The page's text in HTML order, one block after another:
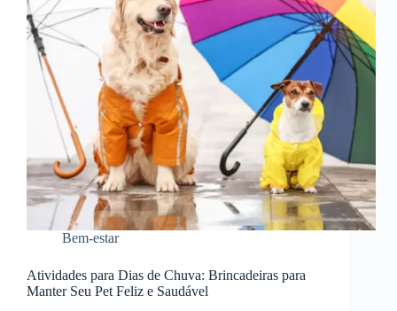
Bem-estar
Atividades para Dias de Chuva: Brincadeiras para
Manter Seu Pet Feliz e Saudável